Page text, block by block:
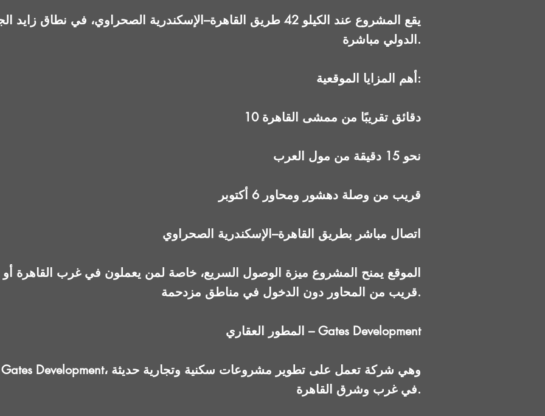
يقع المشروع عند الكيلو 42 طريق القاهرة–الإسكندرية الصحراوي، في
الدولي مباشرة.
أهم المزايا الموقعية:
10 دقائق تقريبًا من ممشى القاهرة
نحو 15 دقيقة من مول العرب
قريب من وصلة دهشور ومحاور 6 أكتوبر
اتصال مباشر بطريق القاهرة–الإسكندرية الصحراوي
الموقع يمنح المشروع ميزة الوصول السريع، خاصة لمن يعملون في غرب القاهرة
قريب من المحاور دون الدخول في مناطق مزدحمة.
المطور العقاري – Gates Development
في غرب وشرق القاهرة.